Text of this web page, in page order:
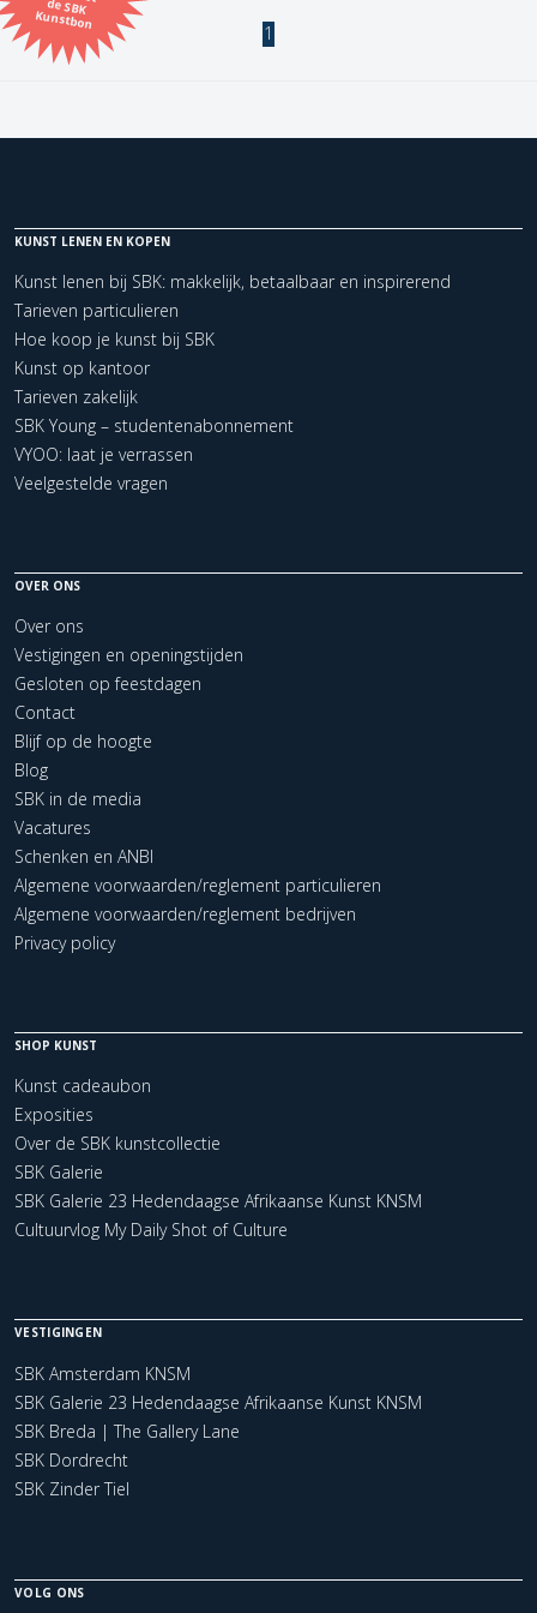
Kunstbon
Kunstenaar
Kerncollectie
1 items. Pagina: 1
1
KUNST LENEN EN KOPEN
Kunst lenen bij SBK: makkelijk, betaalbaar en inspirerend
Tarieven particulieren
Hoe koop je kunst bij SBK
Kunst op kantoor
Tarieven zakelijk
SBK Young – studentenabonnement
VYOO: laat je verrassen
Veelgestelde vragen
OVER ONS
Over ons
Vestigingen en openingstijden
Gesloten op feestdagen
Contact
Blijf op de hoogte
Blog
SBK in de media
Vacatures
Schenken en ANBI
Algemene voorwaarden/reglement particulieren
Algemene voorwaarden/reglement bedrijven
Privacy policy
SHOP KUNST
Kunst cadeaubon
Exposities
Over de SBK kunstcollectie
SBK Galerie
SBK Galerie 23 Hedendaagse Afrikaanse Kunst KNSM
Cultuurvlog My Daily Shot of Culture
VESTIGINGEN
SBK Amsterdam KNSM
SBK Galerie 23 Hedendaagse Afrikaanse Kunst KNSM
SBK Breda | The Gallery Lane
SBK Dordrecht
SBK Zinder Tiel
VOLG ONS